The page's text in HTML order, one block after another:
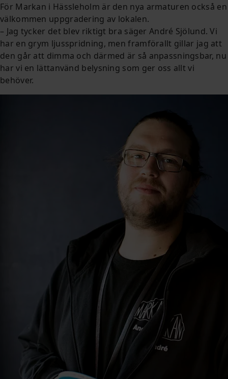
För Markan i Hässleholm är den nya armaturen också en
välkommen uppgradering av lokalen.
– Jag tycker det blev riktigt bra säger André Sjölund. Vi
har en grym ljusspridning, men framförallt gillar jag att
den går att dimma och därmed är så anpassningsbar, nu
har vi en lättanvänd belysning som ger oss allt vi
behöver.